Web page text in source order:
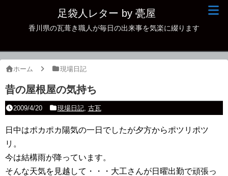
足袋人レター by 甍屋
香川県の瓦葺き職人が毎日の出来事を気楽に綴ります
ホーム 現場日記
昔の屋根屋の気持ち
2009/4/20 現場日記, 古瓦
日中はポカポカ陽気の一日でしたが夕方からポツリポツ
リ。
今は結構雨が降っています。
そんな天気を見越して・・・大工さんが日曜出勤で頑張っ
現場日記
古瓦
本日の一品
その他